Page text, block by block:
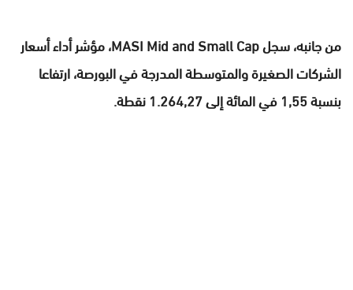
من جانبه، سجل MASI Mid and Small Cap، مؤشر أداء أسعار
الشركات الصغيرة والمتوسطة المدرجة في البورصة، ارتفاعا
بنسبة 1,55 في المائة إلى 1.264,27 نقطة.